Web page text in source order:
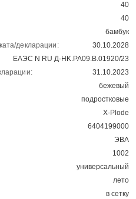
40
40
бамбук
декларации:
30.10.2028
ЕАЭС N RU Д-HK.РА09.В.01920/23
31.10.2023
бежевый
подростковые
X-Plode
6404199000
ЭВА
1002
универсальный
лето
в сетку